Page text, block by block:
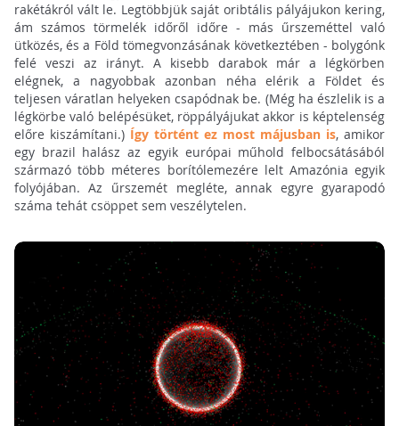
rakétákról vált le. Legtöbbjük saját oribtális pályájukon kering,
ám számos törmelék időről időre - más űrszeméttel való
ütközés, és a Föld tömegvonzásának következtében - bolygónk
felé veszi az irányt. A kisebb darabok már a légkörben
elégnek, a nagyobbak azonban néha elérik a Földet és
teljesen váratlan helyeken csapódnak be. (Még ha észlelik is a
légkörbe való belépésüket, röppályájukat akkor is képtelenség
előre kiszámítani.) Így történt ez most májusban is, amikor
egy brazil halász az egyik európai műhold felbocsátásából
származó több méteres borítólemezére lelt Amazónia egyik
folyójában. Az űrszemét megléte, annak egyre gyarapodó
száma tehát csöppet sem veszélytelen.